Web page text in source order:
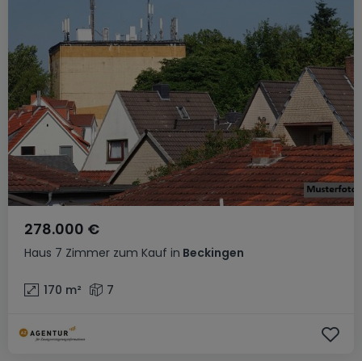
Haus 7 Zimmer zum Kauf in Beckingen
278.000 €
170 m² 7